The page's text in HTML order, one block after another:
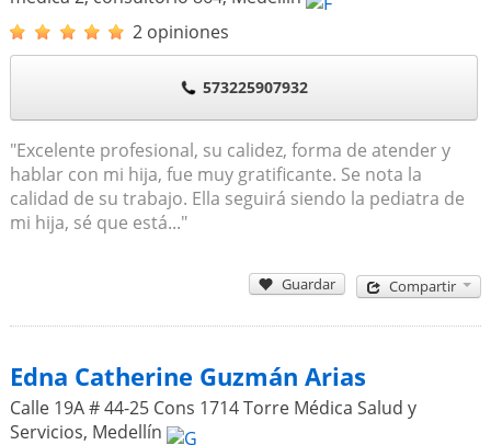
2 opiniones
573225907932
"Excelente profesional, su calidez, forma de atender y
hablar con mi hija, fue muy gratificante. Se nota la
calidad de su trabajo. Ella seguirá siendo la pediatra de
mi hija, sé que está..."
Guardar Compartir
Edna Catherine Guzmán Arias
Calle 19A # 44-25 Cons 1714 Torre Médica Salud y
Servicios, Medellín